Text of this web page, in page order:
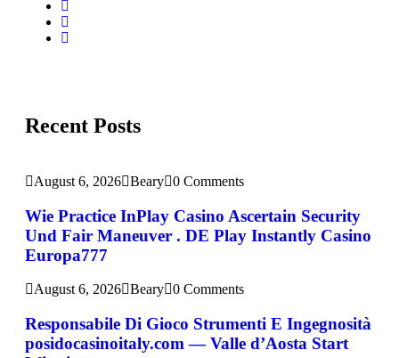
Recent Posts
August 6, 2026 Beary 0 Comments
Wie Practice InPlay Casino Ascertain Security
Und Fair Maneuver . DE Play Instantly Casino
Europa777
August 6, 2026 Beary 0 Comments
Responsabile Di Gioco Strumenti E Ingegnosità
posidocasinoitaly.com — Valle d’Aosta Start